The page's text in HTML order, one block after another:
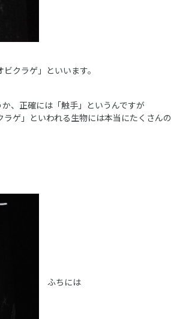
クラゲ」といいます。
、正確には「触手」というんですが
ゲ」といわれる生物には本当にたくさんの
ふちには